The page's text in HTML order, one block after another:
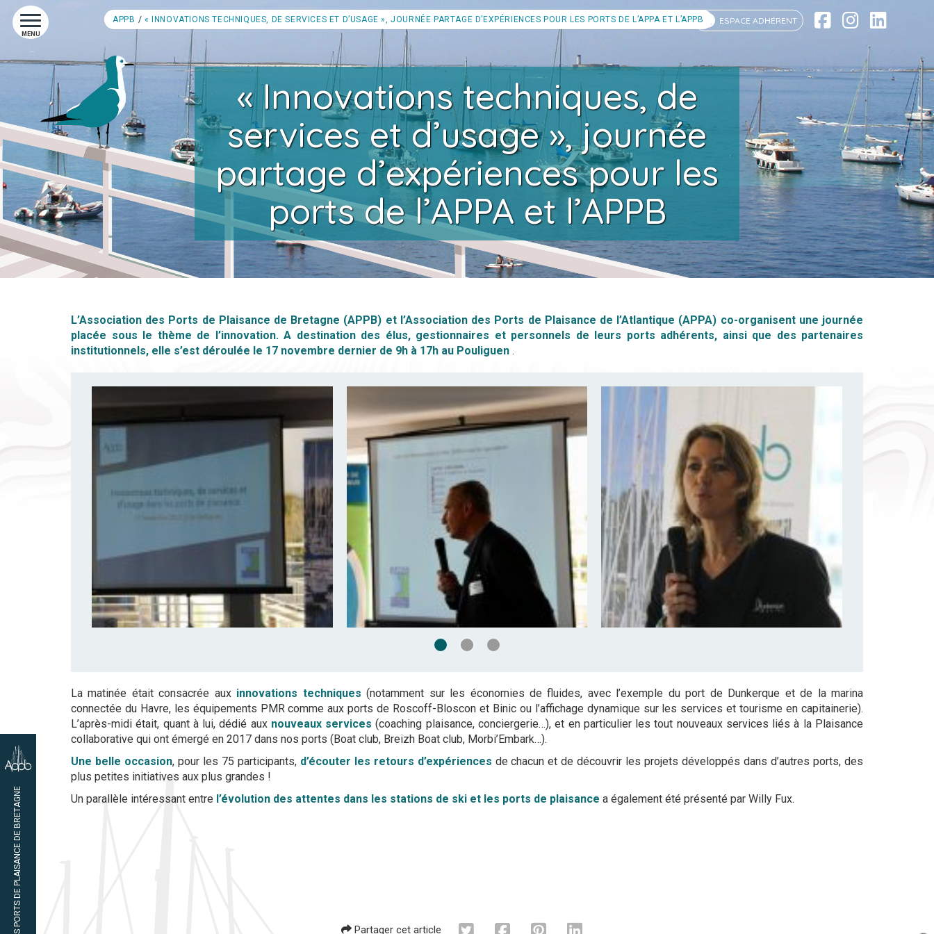
MENU
ESPACE ADHÉRENT
APPB « INNOVATIONS TECHNIQUES, DE SERVICES ET D’USAGE », JOURNÉE PARTAGE D’EXPÉRIENCES POUR LES PORTS DE L’APPA ET L’APPB
« Innovations techniques, de
services et d’usage », journée
partage d’expériences pour les
ports de l’APPA et l’APPB
L’Association des Ports de Plaisance de Bretagne (APPB) et l’Association des Ports de Plaisance de l’Atlantique (APPA) co-organisent une journée
placée sous le thème de l’innovation. A destination des élus, gestionnaires et personnels de leurs ports adhérents, ainsi que des partenaires
institutionnels, elle s’est déroulée le 17 novembre dernier de 9h à 17h au Pouliguen .
La matinée était consacrée aux innovations techniques (notamment sur les économies de fluides, avec l’exemple du port de Dunkerque et de la marina
connectée du Havre, les équipements PMR comme aux ports de Roscoff-Bloscon et Binic ou l’affichage dynamique sur les services et tourisme en capitainerie).
L’après-midi était, quant à lui, dédié aux nouveaux services (coaching plaisance, conciergerie…), et en particulier les tout nouveaux services liés à la Plaisance
collaborative qui ont émergé en 2017 dans nos ports (Boat club, Breizh Boat club, Morbi’Embark…).
Une belle occasion, pour les 75 participants, d’écouter les retours d’expériences de chacun et de découvrir les projets développés dans d’autres ports, des
plus petites initiatives aux plus grandes !
Un parallèle intéressant entre l’évolution des attentes dans les stations de ski et les ports de plaisance a également été présenté par Willy Fux.
Partager cet article
02 97 65 47 45